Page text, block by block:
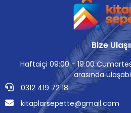
Bize
Haftaiçi 09:00 - 19:00
arasında
0312 419 72 18
kitaplarsepette@gmail.com